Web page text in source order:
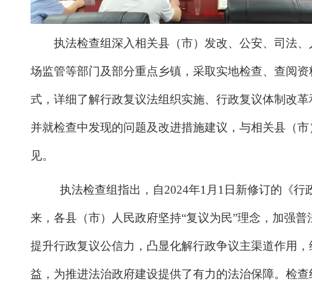
执法检查组深入相关县（市）发改、公安、司法
场监管等部门及部分重点乡镇，采取实地检查、查阅
式，详细了解行政复议法组织实施、行政复议体制改
并就检查中发现的问题及改进措施建议，与相关县（
见。
执法检查组指出，自2024年1月1日新修订的《行
来，各县（市）人民政府坚持“复议为民”理念，加强普
提升行政复议公信力，凸显化解行政争议主渠道作用
益，为推进法治政府建设提供了有力的法治保障。检查